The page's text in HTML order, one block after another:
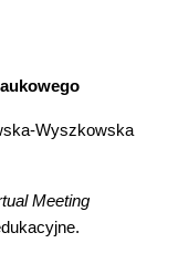
Wyszkowska
Meeting